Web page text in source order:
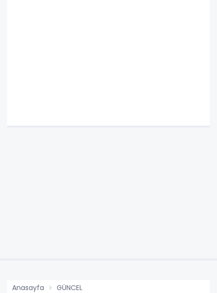
Anasayfa GÜNCEL